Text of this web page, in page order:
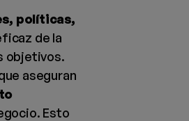
políticas,
de la
objetivos.
aseguran
Esto